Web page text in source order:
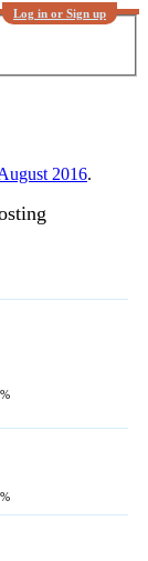
Log in or Sign up
2016.